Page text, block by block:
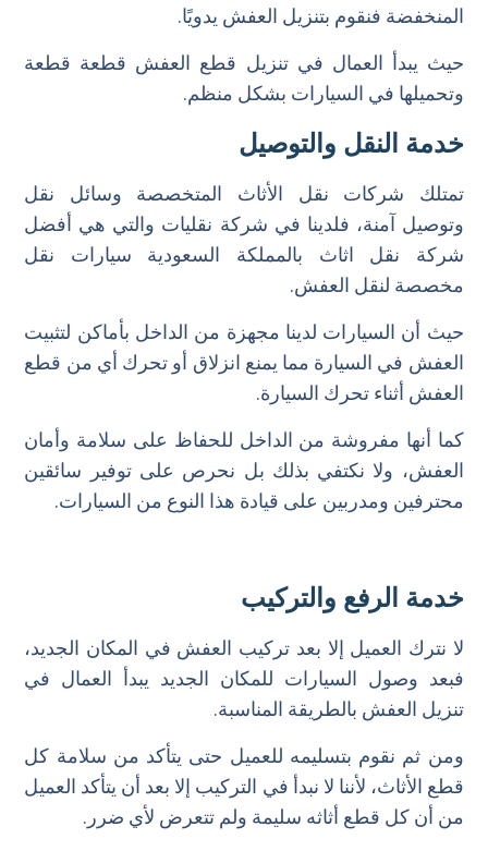
المنخفضة فنقوم بتنزيل العفش يدويًا.
حيث يبدأ العمال في تنزيل قطع العفش قطعة قطعة
وتحميلها في السيارات بشكل منظم.
خدمة النقل والتوصيل
تمتلك شركات نقل الأثاث المتخصصة وسائل نقل
وتوصيل آمنة، فلدينا في شركة نقليات والتي هي أفضل
شركة نقل اثاث بالمملكة السعودية سيارات نقل
مخصصة لنقل العفش.
حيث أن السيارات لدينا مجهزة من الداخل بأماكن لتثبيت
العفش في السيارة مما يمنع انزلاق أو تحرك أي من قطع
العفش أثناء تحرك السيارة.
كما أنها مفروشة من الداخل للحفاظ على سلامة وأمان
العفش، ولا نكتفي بذلك بل نحرص على توفير سائقين
محترفين ومدربين على قيادة هذا النوع من السيارات.
خدمة الرفع والتركيب
لا نترك العميل إلا بعد تركيب العفش في المكان الجديد،
فبعد وصول السيارات للمكان الجديد يبدأ العمال في
تنزيل العفش بالطريقة المناسبة.
ومن ثم نقوم بتسليمه للعميل حتى يتأكد من سلامة كل
قطع الأثاث، لأننا لا نبدأ في التركيب إلا بعد أن يتأكد العميل
من أن كل قطع أثاثه سليمة ولم تتعرض لأي ضرر.